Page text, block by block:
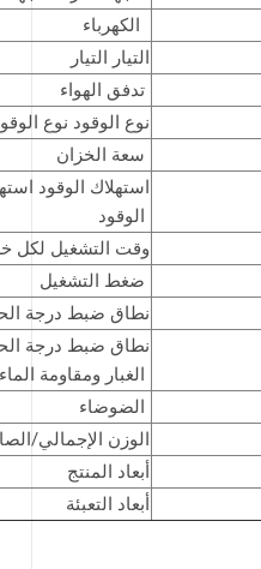
التيار التيار
تدفق الهواء
نوع الوقود نوع
استهلاك الوقود
وقت التشغيل لكل
نطاق ضبط درجة
نطاق ضبط درجة
الوزن الإجمالي/
أبعاد المنتج
أبعاد التعبئة